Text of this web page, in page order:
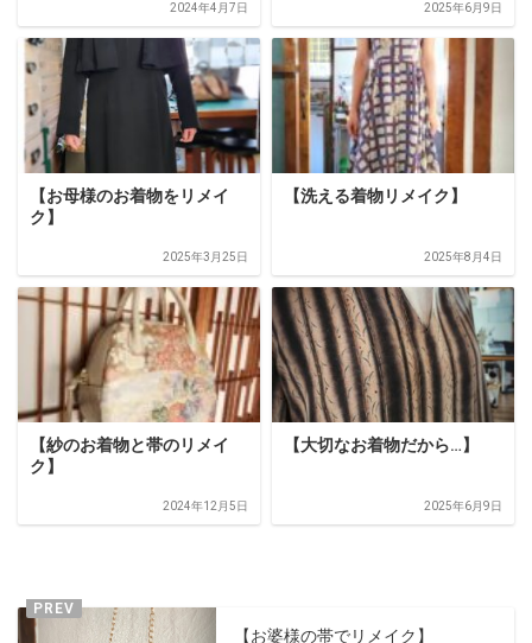
2024年4月7日 2025年6月9日
【お母様のお着物をリメイ
ク】
2025年3月25日
【洗える着物リメイク】
2025年8月4日
【紗のお着物と帯のリメイ
ク】
2024年12月5日
【大切なお着物だから…】
2025年6月9日
【お婆様の帯でリメイク】